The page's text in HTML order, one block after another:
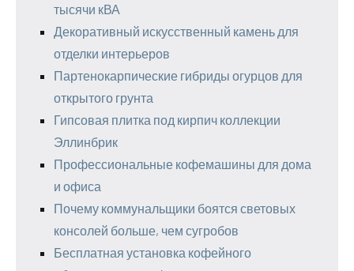
тысячи кВА
Декоративный искусственный камень для
отделки интерьеров
Партенокарпические гибриды огурцов для
открытого грунта
Гипсовая плитка под кирпич коллекции
Эллинбрик
Профессиональные кофемашины для дома
и офиса
Почему коммунальщики боятся световых
консолей больше, чем сугробов
Бесплатная установка кофейного